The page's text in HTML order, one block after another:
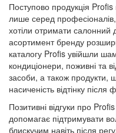
Поступово продукція
лише серед
хотіли отримати
асортимент бренду
каталогу Profis увійшли
кондиціонери, поживні та
засоби, а також продукти,
насиченість відтінку
Позитивні відгуки про
допомагає підтримувати
блискучим навіть після